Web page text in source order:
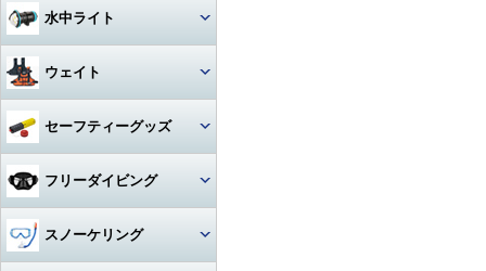
アーム関連
グリップ・ベース・ステー
ビデオライトアクセサリー・
パーツ
カメラメンテナンス用品
書籍・DVD
アクセサリー・その他
水深計
激安！重器材セット
おススメ！重器材セット
度入りマスク
アクセサリ・パーツ・その他
アクセサリ・パーツ・その他
デッキソール（ボート向け）
カレンダーソール（磯、ビー
チ向け）
ローカット
その他
3シーズングローブ
サマーグローブ
ウィンターグローブ
その他
ソックス
軽器材セット
オススメ！軽器材セット
ドライスーツアクセサリー
ドライスーツインナー
ラッシュガード
レギンス
ボートコート
ギアバッグ
ハードケース
ウォータープルーフバッグ
レギュレターバッグ
フィンバッグ
ステンレス
折りたたみ
クッキング向け
他
ハサミ
ラインカッター
カラビナ・フック
コイルランヤード
カラビナ・フック
ストラップ
ホース・ゲージ・オクトパスホ
ルダー
スレート
（DIVE）
iPhone・スマホ・携帯
iPad用
アクセサリー・その他
水中ライト
ワイドタイプ
ワイド・スポット切り替えタイ
ハロゲン・その他
ライトアクセサリー・パーツ
ウェイト
ウェイト
ベルトタイプ
ベストタイプ
セーフティーグッズ
フロート・シグナルブイ
ケミカルライト・スティックラ
フリーダイビング
マスクスノーケリング